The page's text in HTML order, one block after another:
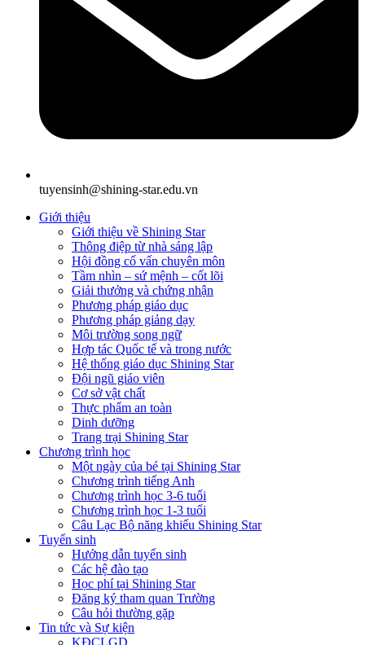
tuyensinh@shining-star.edu.vn
Giới thiệu
Giới thiệu về Shining Star
Thông điệp từ nhà sáng lập
Hội đồng cố vấn chuyên môn
Tầm nhìn – sứ mệnh – cốt lõi
Giải thưởng và chứng nhận
Phương pháp giáo dục
Phương pháp giảng dạy
Môi trường song ngữ
Hợp tác Quốc tế và trong nước
Hệ thống giáo dục Shining Star
Đội ngũ giáo viên
Cơ sở vật chất
Thực phẩm an toàn
Dinh dưỡng
Trang trại Shining Star
Chương trình học
Một ngày của bé tại Shining Star
Chương trình tiếng Anh
Chương trình học 3-6 tuổi
Chương trình học 1-3 tuổi
Câu Lạc Bộ năng khiếu Shining Star
Tuyển sinh
Hướng dẫn tuyển sinh
Các hệ đào tạo
Học phí tại Shining Star
Đăng ký tham quan Trường
Câu hỏi thường gặp
Tin tức và Sự kiện
KĐCLGD